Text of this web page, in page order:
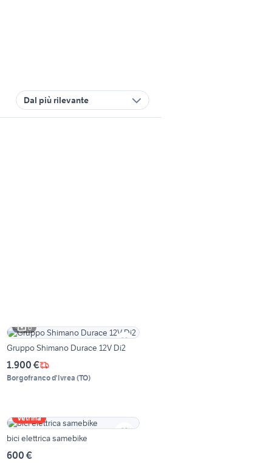
Dal più rilevante
6
Gruppo Shimano Durace 12V Di2
1.900 €
Borgofranco d'Ivrea (TO)
Vetrina
bici elettrica samebike
600 €